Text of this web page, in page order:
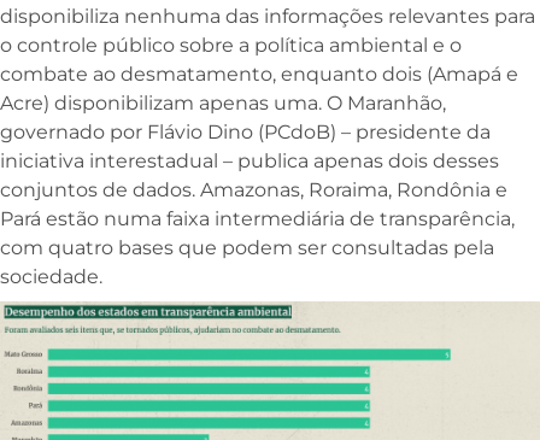
disponibiliza nenhuma das informações relevantes para
o controle público sobre a política ambiental e o
combate ao desmatamento, enquanto dois (Amapá e
Acre) disponibilizam apenas uma. O Maranhão,
governado por Flávio Dino (PCdoB) – presidente da
iniciativa interestadual – publica apenas dois desses
conjuntos de dados. Amazonas, Roraima, Rondônia e
Pará estão numa faixa intermediária de transparência,
com quatro bases que podem ser consultadas pela
sociedade.